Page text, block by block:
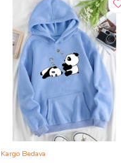
Kargo Bedava